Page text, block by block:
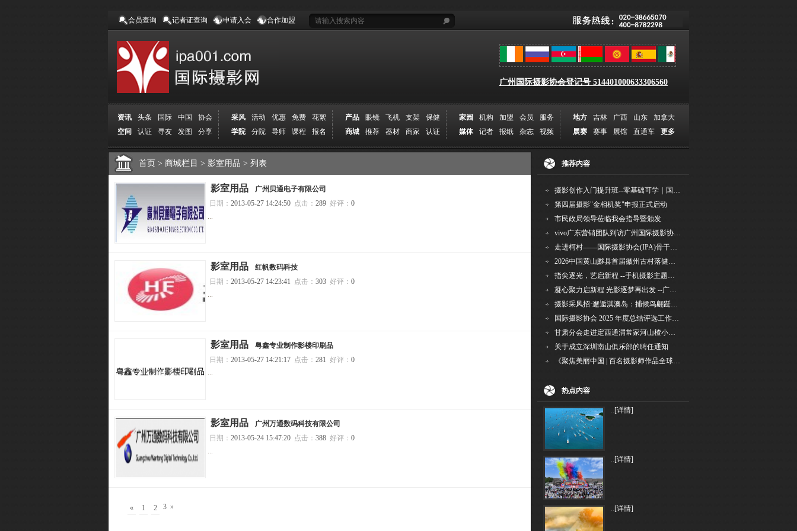
会员查询 记者证查询 申请入会 合作加盟
广州国际摄影协会登记号 514401000633306560
资讯 头条 国际 中国 协会 采风 活动 优惠 免费 花絮 产品 眼镜 飞机 支架 保健 家园 机构 加盟 会员 服务 地方 吉林 广西 山东
加拿大
空间
认证 寻友 发图 分享 学院 分院 导师 课程 报名 商城 推荐 器材 商家 认证 媒体 记者 报纸 杂志 视频 展赛 赛事 展馆 直通车 更多
首页 > 商城栏目 > 影室用品 > 列表
影室用品
广州贝通电子有限公司
日期： 2013-05-27 14:24:50 点击： 289 好评： 0
...
影室用品
红帆数码科技
日期： 2013-05-27 14:23:41 点击： 303 好评： 0
...
影室用品
粤鑫专业制作影楼印刷品
日期： 2013-05-27 14:21:17 点击： 281 好评： 0
...
影室用品
广州万通数码科技有限公司
日期： 2013-05-24 15:47:20 点击： 388 好评： 0
...
« 1 2 3 »
推荐内容
摄影创作入门提升班--零基础可学｜国际评委授课｜手机·相机均可｜AI工具｜摄影比赛指
第四届摄影"金相机奖"申报正式启动
市民政局领导莅临我会指导暨颁发
vivo广东营销团队到访广州国际摄影协会 共商合作事宜
走进柯村——国际摄影协会(IPA)骨干采风安徽行之6
2026中国黄山黟县首届徽州古村落健康跑圆满举行
指尖逐光，艺启新程 --手机摄影主题讲座在市老年干部大学圆满落幕
凝心聚力启新程 光影逐梦再出发 --广州国际摄影协会2026年首次会长秘书长会议召开
摄影采风招·邂逅淇澳岛：捕候鸟翩跹，寻古村烟火，追海上霞光
国际摄影协会 2025 年度总结评选工作的通知
甘肃分会走进定西通渭常家河山楂小镇旅游景区开展"红果满枝迎丰岁·山楂小镇庆佳节"为主
关于成立深圳南山俱乐部的聘任通知
《聚焦美丽中国 | 百名摄影师作品全球巡回展》（晋中）开幕新闻通稿
热点内容
..[详情]
..[详情]
..[详情]